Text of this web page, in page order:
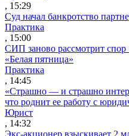
, 15:29
Суд начал банкротство
Практика
, 15:00
СИП заново рассмотрит
«Белая пятница»
Практика
, 14:45
«Страшно — и страшно
что роднит ее работу с
Юрист
, 14:32
Экс-акционер взыскивает 2